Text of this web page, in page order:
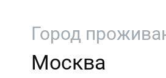
Город
Москва